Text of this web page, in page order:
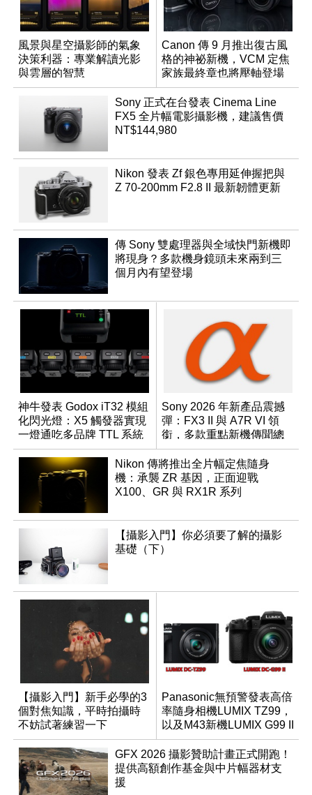
風景與星空攝影師的氣象
決策利器：專業解讀光影
與雲層的智慧
App「Atmos」登場
Canon 傳 9 月推出復古風
格的神祕新機，VCM 定焦
家族最終章也將壓軸登場
Sony 正式在台發表 Cinema Line
FX5 全片幅電影攝影機，建議售價
NT$144,980
Nikon 發表 Zf 銀色專用延伸握把與
Z 70-200mm F2.8 II 最新韌體更新
傳 Sony 雙處理器與全域快門新機即
將現身？多款機身鏡頭未來兩到三
個月內有望登場
神牛發表 Godox iT32 模組
化閃光燈：X5 觸發器實現
一燈通吃多品牌 TTL 系統
Sony 2026 年新產品震撼
彈：FX3 II 與 A7R VI 領
銜，多款重點新機傳聞總
整理
Nikon 傳將推出全片幅定焦隨身
機：承襲 ZR 基因，正面迎戰
X100、GR 與 RX1R 系列
【攝影入門】你必須要了解的攝影
基礎（下）
【攝影入門】新手必學的3
個對焦知識，平時拍攝時
不妨試著練習一下
Panasonic無預警發表高倍
率隨身相機LUMIX TZ99，
以及M43新機LUMIX G99 II
GFX 2026 攝影贊助計畫正式開跑！
提供高額創作基金與中片幅器材支
援